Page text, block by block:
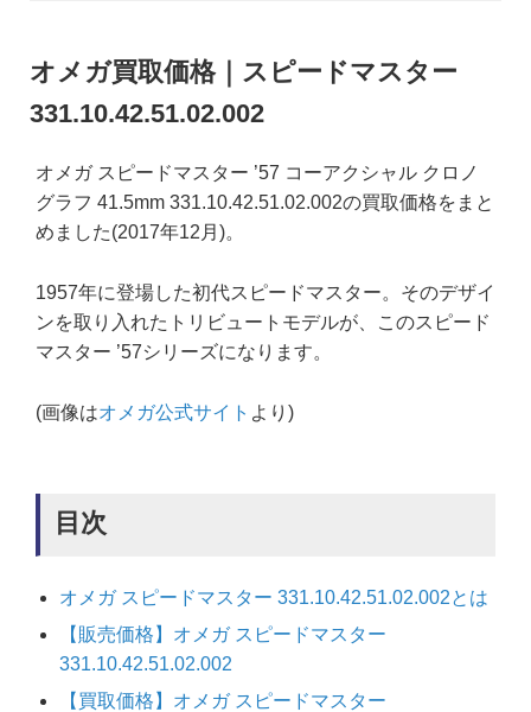
オメガ買取価格｜スピードマスター
331.10.42.51.02.002
オメガ スピードマスター ’57 コーアクシャル クロノ
グラフ 41.5mm 331.10.42.51.02.002の買取価格をまと
めました(2017年12月)。
1957年に登場した初代スピードマスター。そのデザイ
ンを取り入れたトリビュートモデルが、このスピード
マスター ’57シリーズになります。
(画像はオメガ公式サイト より)
目次
オメガ スピードマスター 331.10.42.51.02.002とは
【販売価格】オメガ スピードマスター
331.10.42.51.02.002
【買取価格】オメガ スピードマスター